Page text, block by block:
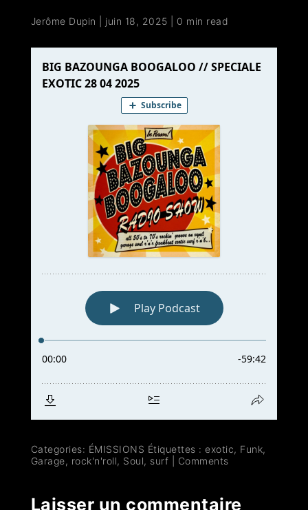
Jerôme Dupin juin 18, 2025 0 min read
Categories: ÉMISSIONS Étiquettes :exotic, Funk,
Garage, rock'n'roll, Soul, surf Comments
Laisser un commentaire